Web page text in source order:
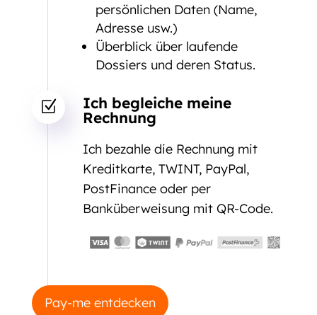
persönlichen Daten (Name,
Adresse usw.)
Überblick über laufende
Dossiers und deren Status.
Z
Ich begleiche meine
Rechnung
Ich bezahle die Rechnung mit
Kreditkarte, TWINT, PayPal,
PostFinance oder per
Banküberweisung mit QR-Code.
Pay-me entdecken